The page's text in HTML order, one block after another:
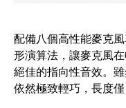
配備八個高性能麥克
形演算法，讓麥克風
絕佳的指向性音效。
依然極致輕巧，長度僅